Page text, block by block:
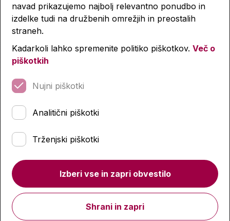
navad prikazujemo najbolj relevantno ponudbo in
izdelke tudi na družbenih omrežjih in preostalih
straneh.
Kadarkoli lahko spremenite politiko piškotkov. Več o
piškotkih
Nujni piškotki
Analitični piškotki
Trženjski piškotki
Izberi vse in zapri obvestilo
Shrani in zapri